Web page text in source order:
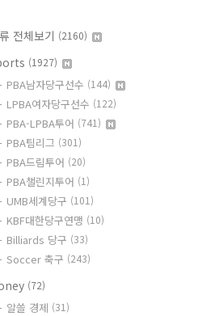
전체보기 (2160)
(1927)
PBA남자당구선수 (144)
LPBA여자당구선수 (122)
PBA-LPBA투어 (741)
PBA팀리그 (301)
PBA드림투어 (20)
PBA챌린지투어 (1)
UMB세계당구 (101)
KBF대한당구연맹 (10)
Billiards 당구 (33)
Soccer 축구 (243)
(72)
알쓸 경제 (31)